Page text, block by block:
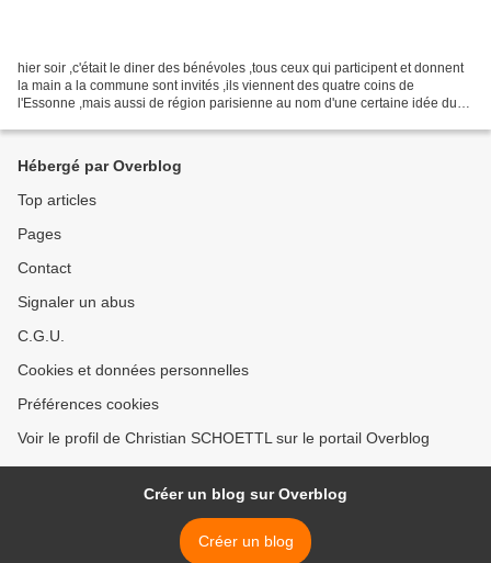
hier soir ,c'était le diner des bénévoles ,tous ceux qui participent et donnent
la main a la commune sont invités ,ils viennent des quatre coins de
l'Essonne ,mais aussi de région parisienne au nom d'une certaine idée du
Hébergé par Overblog
Top articles
Pages
Contact
Signaler un abus
C.G.U.
Cookies et données personnelles
Préférences cookies
Voir le profil de Christian SCHOETTL sur le portail Overblog
Créer un blog sur Overblog
Créer un blog